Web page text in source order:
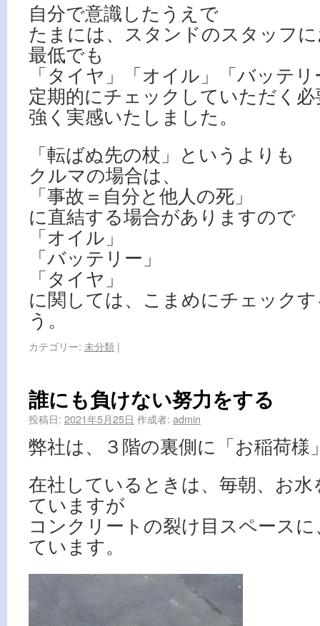
自分で意識したうえで
たまには、スタンドのスタッフ
最低でも
「タイヤ」「オイル」「バッテ
定期的にチェックしていただく
強く実感いたしました。
「転ばぬ先の杖」というよりも
クルマの場合は、
「事故＝自分と他人の死」
に直結する場合がありますので
「オイル」
「バッテリー」
「タイヤ」
に関しては、こまめにチェック
う。
カテゴリー: 未分類 |
誰にも負けない努力をする
投稿日: 2021年5月25日 作成者: admin
弊社は、３階の裏側に「お稲荷様
在社しているときは、毎朝、お
ていますが
コンクリートの裂け目スペース
ています。